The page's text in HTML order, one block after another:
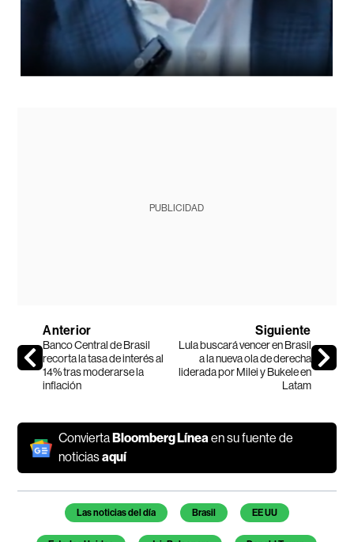
PUBLICIDAD
Anterior
Banco Central de Brasil
recorta la tasa de interés al
14% tras moderarse la
inflación
Siguiente
Lula buscará vencer en Brasil
a la nueva ola de derecha
liderada por Milei y Bukele en
Latam
Convierta Bloomberg Líneaen su fuente de
noticiasaquí
Temas de este artículo
Las noticias del día Brasil EE UU